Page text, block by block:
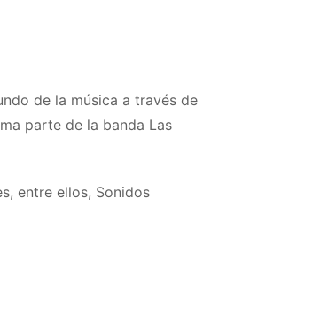
de la música a través de
parte de la banda Las
entre ellos, Sonidos